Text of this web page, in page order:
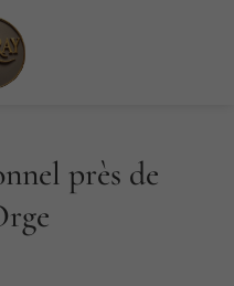
près de